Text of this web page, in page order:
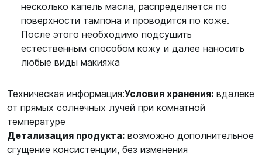
несколько капель масла, распределяется по
поверхности тампона и проводится по коже.
После этого необходимо подсушить
естественным способом кожу и далее наносить
любые виды макияжа
Техническая информация:Условия хранения: вдалеке
от прямых солнечных лучей при комнатной
температуре
Детализация продукта: возможно дополнительное
сгущение консистенции, без изменения